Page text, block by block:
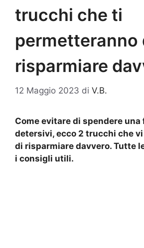
trucchi che ti
permetteranno
risparmiare
12 Maggio 2023 di V.B.
Come evitare di spendere una
detersivi, ecco 2 trucchi che
di risparmiare davvero. Tutte
i consigli utili.